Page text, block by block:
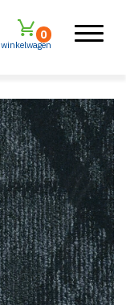
winkelwagen
0